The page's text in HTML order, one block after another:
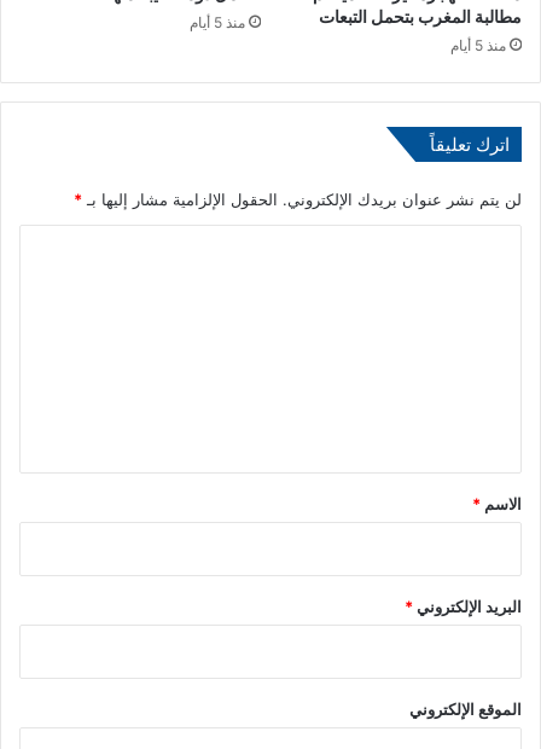
م
ج
ف
ف
م
ي
ف
مطالبة المغرب بتحمل التبعات
منذ 5 أيام
منذ 5 أيام
اترك تعليقاً
لن يتم نشر عنوان بريدك الإلكتروني. الحقول الإلزامية مشار إليها بـ*
*
الاسم *
البريد الإلكتروني*
الموقع الإلكتروني